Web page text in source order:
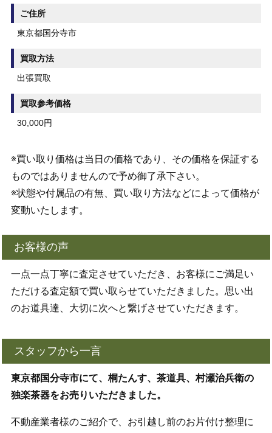
ご住所
東京都国分寺市
買取方法
出張買取
買取参考価格
30,000円
※買い取り価格は当日の価格であり、その価格を保証する
ものではありませんので予め御了承下さい。
※状態や付属品の有無、買い取り方法などによって価格が
変動いたします。
お客様の声
一点一点丁寧に査定させていただき、お客様にご満足い
ただける査定額で買い取らせていただきました。思い出
のお道具達、大切に次へと繋げさせていただきます。
スタッフから一言
東京都国分寺市にて、桐たんす、茶道具、村瀬治兵衛の
独楽茶器をお売りいただきました。
不動産業者様のご紹介で、お引越し前のお片付け整理に